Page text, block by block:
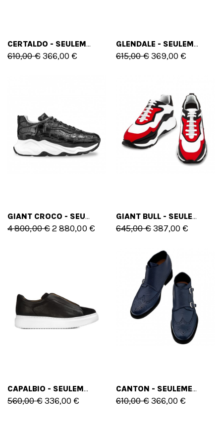
CERTALDO - SEULEMENT 39 EU - 6 US
610,00 €366,00 €
GLENDALE - SEULEMENT 40 EU - 7 US
615,00 €369,00 €
GIANT CROCO - SEULEMENT 42 EU - 9 US
4 800,00 €2 880,00 €
GIANT BULL - SEULEMENT 44 EU - 11 US
645,00 €387,00 €
CAPALBIO - SEULEMENT 40 EU - 7 US
560,00 €336,00 €
CANTON - SEULEMENT 40 EU - 7 US
610,00 €366,00 €